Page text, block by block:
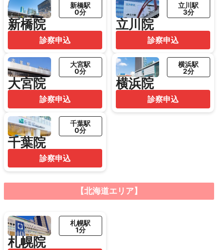
新橋院
新橋駅
0分
診察申込
立川院
立川駅
3分
診察申込
大宮院
大宮駅
0分
診察申込
横浜院
横浜駅
2分
診察申込
千葉院
千葉駅
0分
診察申込
【北海道エリア】
札幌院
札幌駅
1分